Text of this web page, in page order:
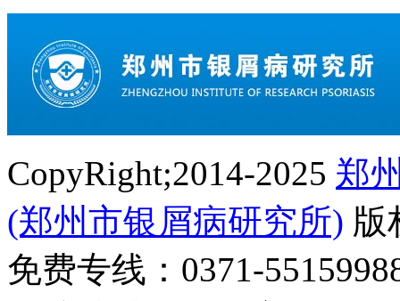
CopyRight;2014-2025 郑
(郑州市银屑病研究所) 版
免费专线：0371-